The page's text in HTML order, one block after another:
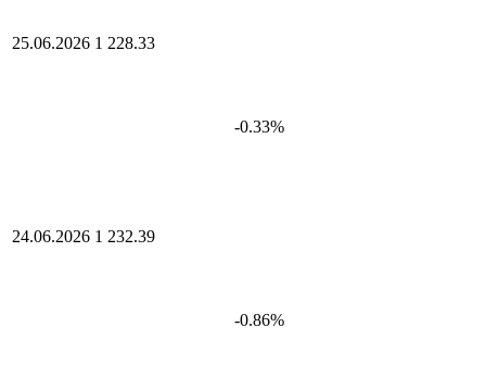
25.06.2026 1 228.33
-0.33%
24.06.2026 1 232.39
-0.86%